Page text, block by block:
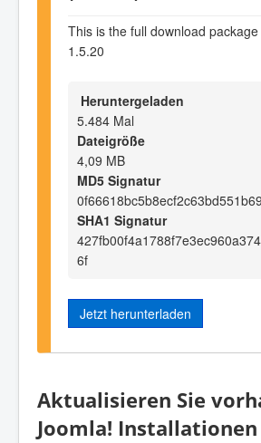
This is the full download
1.5.20
Heruntergeladen
5.484 Mal
Dateigröße
4,09 MB
MD5 Signatur
SHA1 Signatur
6f
Jetzt herunterladen
Aktualisieren Sie
Joomla! Installationen